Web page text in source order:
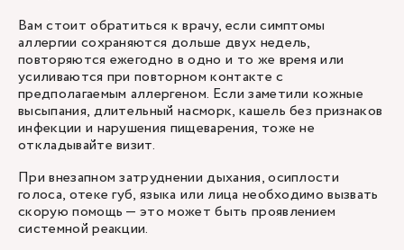
Вам стоит обратиться к врачу, если симптомы
аллергии сохраняются дольше двух недель,
повторяются ежегодно в одно и то же время или
усиливаются при повторном контакте с
предполагаемым аллергеном. Если заметили кожные
высыпания, длительный насморк, кашель без признаков
инфекции и нарушения пищеварения, тоже не
откладывайте визит.
При внезапном затруднении дыхания, осиплости
голоса, отеке губ, языка или лица необходимо вызвать
скорую помощь — это может быть проявлением
системной реакции.